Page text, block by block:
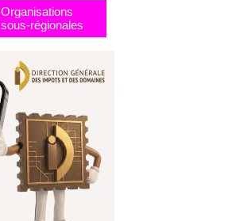
Organisations
sous-régionales